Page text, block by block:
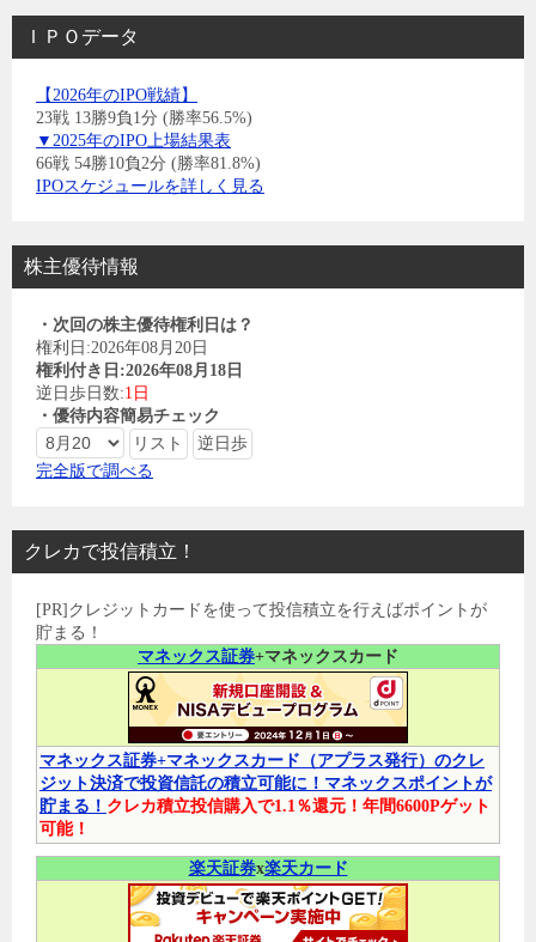
ＩＰＯデータ
【2026年のIPO戦績】
23戦 13勝9負1分 (勝率56.5%)
▼2025年のIPO上場結果表
66戦 54勝10負2分 (勝率81.8%)
IPOスケジュールを詳しく見る
株主優待情報
・次回の株主優待権利日は？
権利日:2026年08月20日
権利付き日:2026年08月18日
逆日歩日数:1日
・優待内容簡易チェック
完全版で調べる
クレカで投信積立！
[PR]クレジットカードを使って投信積立を行えばポイントが
貯まる！
マネックス証券+マネックスカード
マネックス証券+マネックスカード（アプラス発行）のクレ
ジット決済で投資信託の積立可能に！マネックスポイントが
貯まる！ クレカ積立投信購入で1.1％還元！年間6600Pゲット
可能！
楽天証券x楽天カード